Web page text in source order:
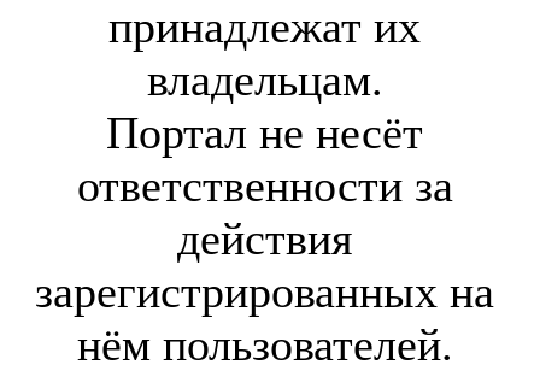
принадлежат их
владельцам.
Портал не несёт
ответственности за
действия
зарегистрированных на
нём пользователей.